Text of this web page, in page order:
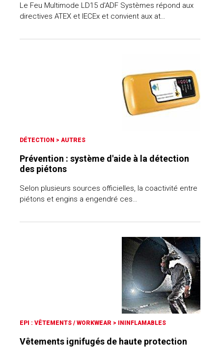
Le Feu Multimode LD15 d'ADF Systèmes répond aux
directives ATEX et IECEx et convient aux at…
DÉTECTION > AUTRES
Prévention : système d'aide à la détection
des piétons
Selon plusieurs sources officielles, la coactivité entre
piétons et engins a engendré ces…
EPI : VÊTEMENTS / WORKWEAR > ININFLAMABLES
Vêtements ignifugés de haute protection